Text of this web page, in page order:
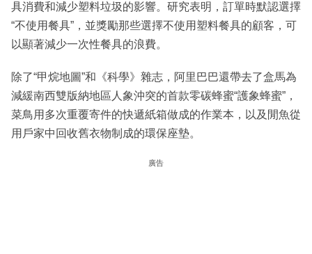
具消費和減少塑料垃圾的影響。研究表明，訂單時默認選擇
“不使用餐具”，並獎勵那些選擇不使用塑料餐具的顧客，可
以顯著減少一次性餐具的浪費。
除了“甲烷地圖”和《科學》雜志，阿里巴巴還帶去了盒馬為
減緩南西雙版納地區人象沖突的首款零碳蜂蜜“護象蜂蜜”，
菜鳥用多次重覆寄件的快遞紙箱做成的作業本，以及閒魚從
用戶家中回收舊衣物制成的環保座墊。
廣告